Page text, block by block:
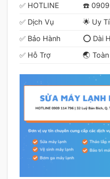
✅ HOTLINE
☎️ 0909
✅ Dịch Vụ
🌟 Uy
✅ Bảo Hành
⭕ Dài
✅ Hỗ Trợ
🌏